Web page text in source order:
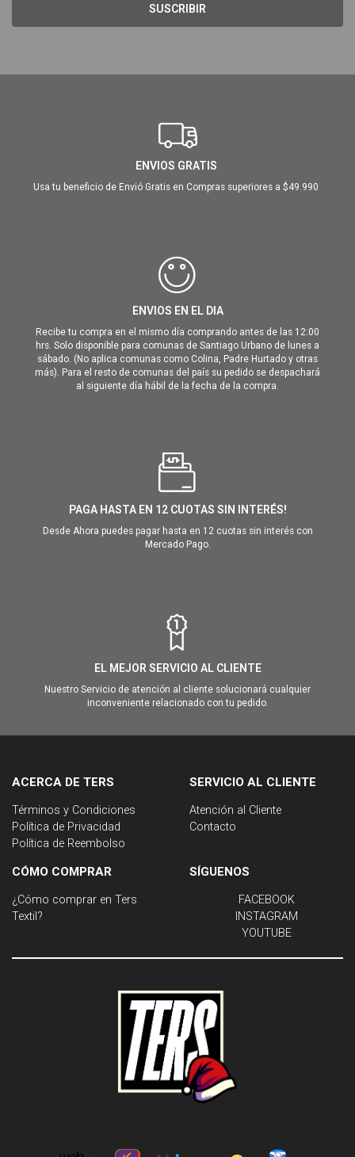
SUSCRIBIR
ENVIOS GRATIS
Usa tu beneficio de Envió Gratis en Compras superiores a $49.990
ENVIOS EN EL DIA
Recibe tu compra en el mismo día comprando antes de las 12:00
hrs. Solo disponible para comunas de Santiago Urbano de lunes a
sábado. (No aplica comunas como Colina, Padre Hurtado y otras
más). Para el resto de comunas del país su pedido se despachará
al siguiente día hábil de la fecha de la compra.
PAGA HASTA EN 12 CUOTAS SIN INTERÉS!
Desde Ahora puedes pagar hasta en 12 cuotas sin interés con
Mercado Pago.
EL MEJOR SERVICIO AL CLIENTE
Nuestro Servicio de atención al cliente solucionará cualquier
inconveniente relacionado con tu pedido.
ACERCA DE TERS
Términos y Condiciones
Política de Privacidad
Política de Reembolso
SERVICIO AL CLIENTE
Atención al Cliente
Contacto
CÓMO COMPRAR
¿Cómo comprar en Ters
Textil?
SÍGUENOS
FACEBOOK
INSTAGRAM
YOUTUBE